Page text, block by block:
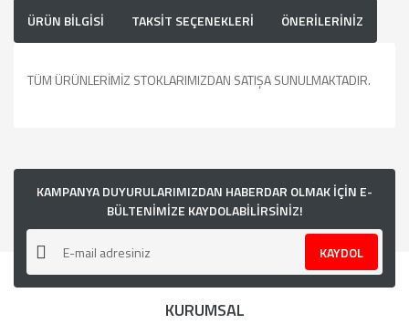
ÜRÜN BİLGİSİ TAKSİT SEÇENEKLERİ ÖNERİLERİNİZ
TÜM ÜRÜNLERİMİZ STOKLARIMIZDAN SATIŞA SUNULMAKTADIR.
kullanarak tarafımıza iletebilirsiniz.
Görüş ve önerileriniz için teşekkür ederiz.
Ürün resmi kalitesiz, bozuk veya görüntülenemiyor.
Ürün açıklamasında eksik bilgiler bulunuyor.
Ürün bilgilerinde hatalar bulunuyor.
Ürün fiyatı diğer sitelerden daha pahalı.
KAMPANYA DUYURULARIMIZDAN HABERDAR OLMAK İÇİN E-
BÜLTENİMİZE KAYDOLABİLİRSİNİZ!
KAYDOL
KURUMSAL